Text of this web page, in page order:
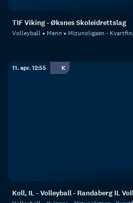
TIF Viking - Øksnes Skoleidrettslag
Volleyball Menn Mizunoligaen -
11. apr. 12:55 K
Koll, IL - Volleyball - Randaberg IL